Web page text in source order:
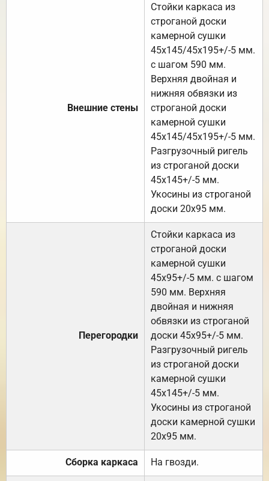
Внешние стены
Стойки каркаса из
строганой доски
камерной сушки
45х145/45х195+/-5 мм.
с шагом 590 мм.
Верхняя двойная и
нижняя обвязки из
строганой доски
камерной сушки
45х145/45х195+/-5 мм.
Разгрузочный ригель
из строганой доски
45х145+/-5 мм.
Укосины из строганой
доски 20х95 мм.
Перегородки
Стойки каркаса из
строганой доски
камерной сушки
45х95+/-5 мм. с шагом
590 мм. Верхняя
двойная и нижняя
обвязки из строганой
доски 45х95+/-5 мм.
Разгрузочный ригель
из строганой доски
камерной сушки
45х145+/-5 мм.
Укосины из строганой
доски камерной сушки
20х95 мм.
Сборка каркаса На гвозди.